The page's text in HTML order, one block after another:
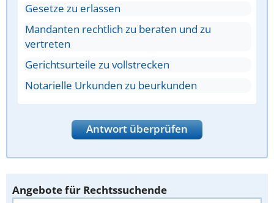
Gesetze zu erlassen
Mandanten rechtlich zu beraten und zu
vertreten
Gerichtsurteile zu vollstrecken
Notarielle Urkunden zu beurkunden
Antwort überprüfen
Angebote für Rechtssuchende